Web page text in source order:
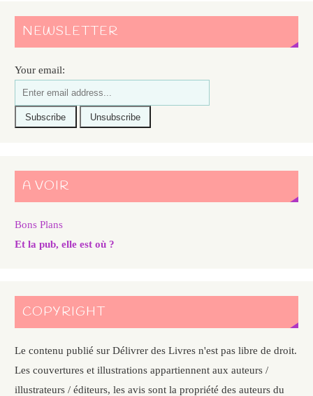
NEWSLETTER
Your email:
A VOIR
Bons Plans
Et la pub, elle est où ?
COPYRIGHT
Le contenu publié sur Délivrer des Livres n'est pas libre de droit.
Les couvertures et illustrations appartiennent aux auteurs /
illustrateurs / éditeurs, les avis sont la propriété des auteurs du